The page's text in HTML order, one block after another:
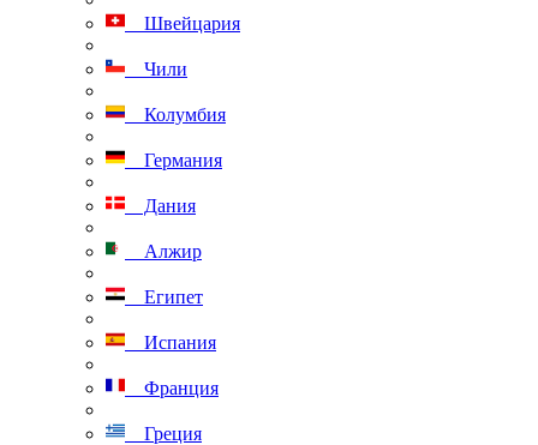
Швейцария
Чили
Колумбия
Германия
Дания
Алжир
Египет
Испания
Франция
Греция